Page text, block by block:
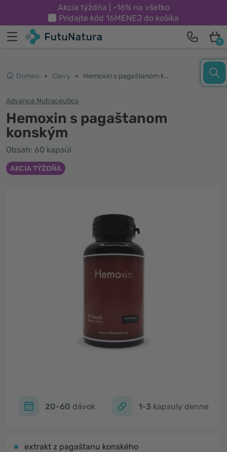
Akcia týždňa | -16% na všetko
Pridajte kód 16MENEJ do košíka
0
Domov Cievy Hemoxin s pagaštanom konským
Advance Nutraceutics
Hemoxin s pagaštanom
konským
Obsah: 60 kapsúl
AKCIA TÝŽDŇA
20-60 dávok 1-3kapsuly denne
extrakt z pagaštanu konského